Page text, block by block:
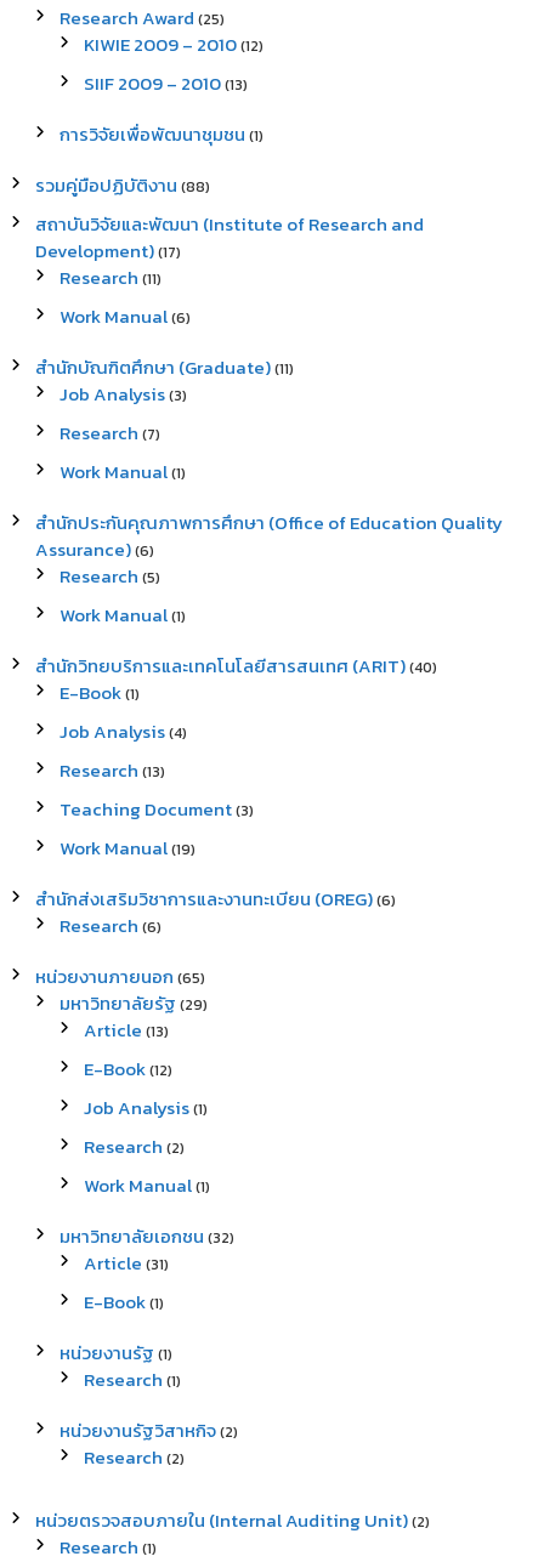
Research Award (25)
KIWIE 2009 – 2010(12)
SIIF 2009 – 2010(13)
การวิจัยเพื่อพัฒนาชุมชน (1)
รวมคู่มือปฏิบัติงาน (88)
สถาบันวิจัยและพัฒนา (Institute of Research and
Development)(17)
Research (11)
Work Manual(6)
สำนักบัณฑิตศึกษา (Graduate)(11)
Job Analysis(3)
Research (7)
Work Manual(1)
สำนักประกันคุณภาพการศึกษา (Office of Education Quality
Assurance)(6)
Research (5)
Work Manual(1)
สำนักวิทยบริการและเทคโนโลยีสารสนเทศ (ARIT)(40)
E-Book(1)
Job Analysis(4)
Research (13)
Teaching Document(3)
Work Manual(19)
สำนักส่งเสริมวิชาการและงานทะเบียน (OREG)(6)
Research (6)
หน่วยงานภายนอก (65)
มหาวิทยาลัยรัฐ (29)
Article (13)
E-Book(12)
Job Analysis(1)
Research (2)
Work Manual(1)
มหาวิทยาลัยเอกชน (32)
Article (31)
E-Book(1)
หน่วยงานรัฐ (1)
Research (1)
หน่วยงานรัฐวิสาหกิจ(2)
Research (2)
หน่วยตรวจสอบภายใน (Internal Auditing Unit)(2)
Research (1)